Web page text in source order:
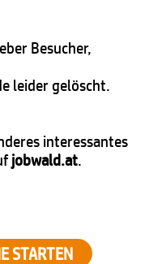
Besucher,
leider gelöscht.
interessantes
jobwald.at.
STARTEN